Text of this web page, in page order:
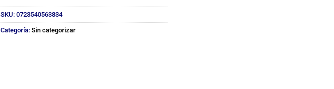
SKU: 0723540563834
Categoría: Sin categorizar